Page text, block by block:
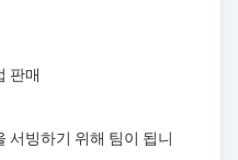
판매
서빙하기 위해 팀이 됩니